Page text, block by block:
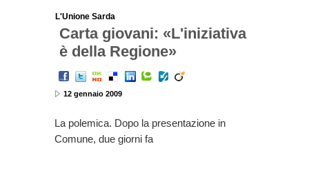
L'Unione Sarda
Carta giovani: «L'iniziativa
è della Regione»
12 gennaio 2009
La polemica. Dopo la presentazione in
Comune, due giorni fa